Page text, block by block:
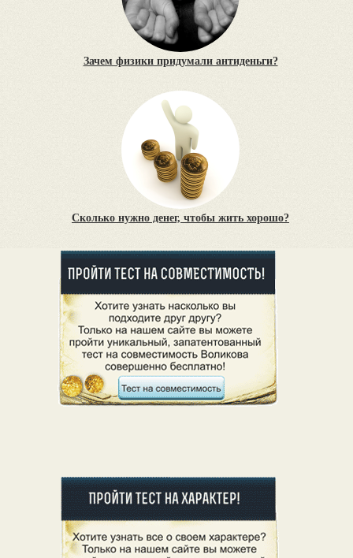
Зачем физики придумали антиденьги?
Сколько нужно денег, чтобы жить хорошо?